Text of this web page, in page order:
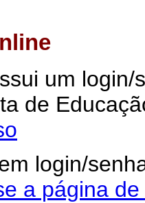
um login/
de
login/
a página